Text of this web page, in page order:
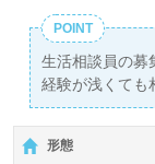
POINT
生活相談員の募
経験が浅くても
残業が少なくて
職場環境です！
形態